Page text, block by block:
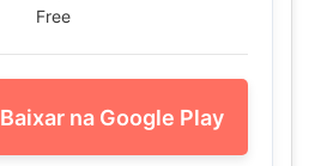
Free
Baixar na Google Play